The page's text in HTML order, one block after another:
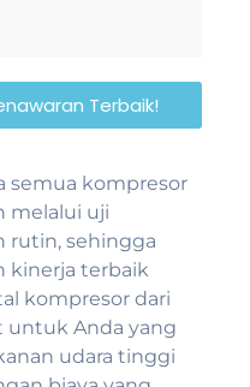
Terbaik!
semua kompresor
melalui uji
rutin, sehingga
kinerja terbaik
kompresor dari
untuk Anda yang
udara tinggi